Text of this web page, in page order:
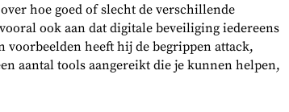
hoe goed of slecht de verschillende
ook aan dat digitale beveiliging iedereens
voorbeelden heeft hij de begrippen attack,
aantal tools aangereikt die je kunnen helpen,